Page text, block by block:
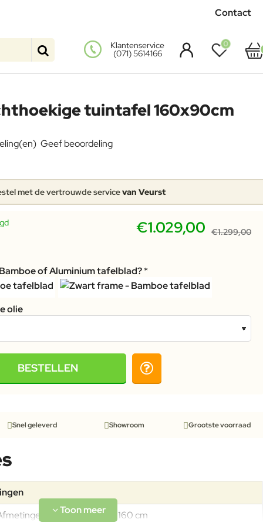
Contact
Klantenservice
(071) 5614166
0
tuintafel 160x90cm
met de vertrouwde servicevan Veurst
Geef beoordeling
€1.029,00 €1.299,00
of Aluminium tafelblad?
olie
BESTELLEN
Snel geleverd Showroom Grootste voorraad
H:74 x W:90 x D:160 cm